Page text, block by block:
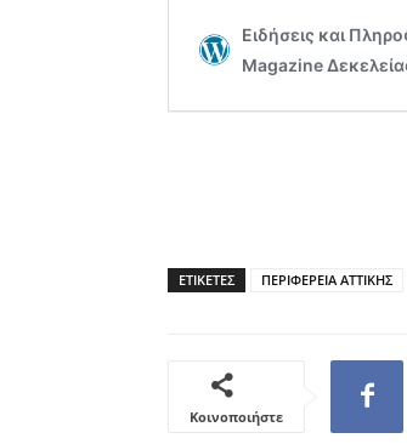
ΕΤΙΚΕΤΕΣ ΠΕΡΙΦΕΡΕΙΑ ΑΤΤΙΚΗΣ
Κοινοποιήστε